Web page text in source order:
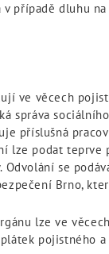
případě dluhu
ve věcech
správa
příslušná
lze podat
se
Brno,
lze ve
pojistného a